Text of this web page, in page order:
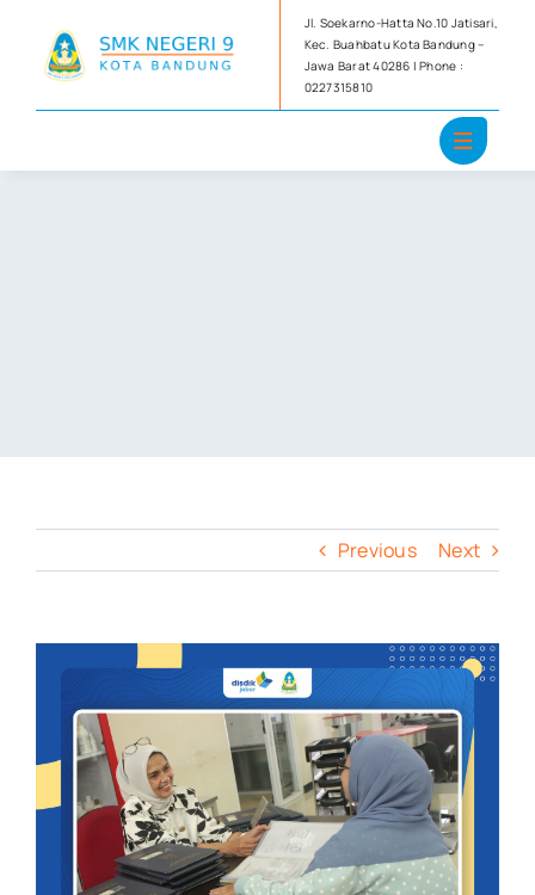
content
Jl. Soekarno-Hatta No.10 Jatisari,
Kec. Buahbatu Kota Bandung –
Jawa Barat 40286 | Phone :
0227315810
Previous Next
Larger
Image